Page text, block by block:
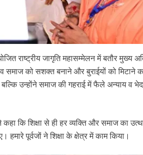
राष्ट्रीय जागृति महासम्मेलन में बतौर मुख्य
व समाज को सशक्त बनाने और बुराईयों को मिटाने
उन्होंने समाज की गहराई में फैले अन्याय व
कि ​शिक्षा से ही हर व्य​क्ति और समाज का
पूर्वजों ने ​शिक्षा के क्षेत्र में काम किया।